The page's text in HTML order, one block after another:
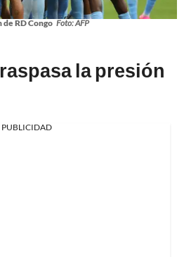
de RD Congo Foto: AFP
la presión
PUBLICIDAD